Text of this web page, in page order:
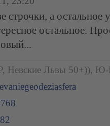
строчки, а остальное
остальное.
Невские Львы 50+)), Ю-